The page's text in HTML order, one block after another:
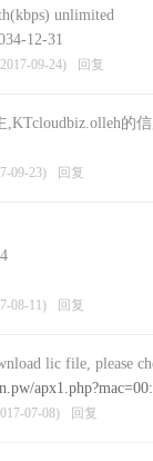
unlimited
12-31
09-24) 回复
,KTcloudbiz.olleh的
09-23) 回复
08-11) 回复
lic file, please
07-08) 回复